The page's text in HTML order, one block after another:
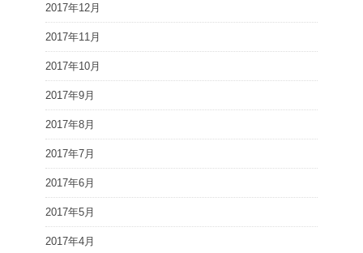
2017年12月
2017年11月
2017年10月
2017年9月
2017年8月
2017年7月
2017年6月
2017年5月
2017年4月